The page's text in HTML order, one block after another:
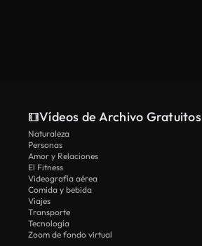
Vídeos de Archivo Gratuitos
Naturaleza
Personas
Amor y Relaciones
El Fitness
Videografía aérea
Comida y bebida
Viajes
Transporte
Tecnología
Zoom de fondo virtual